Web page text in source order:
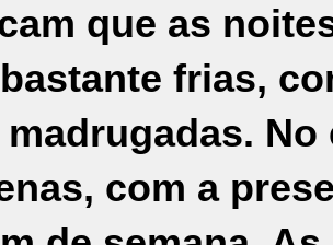
que as
frias,
No
com a